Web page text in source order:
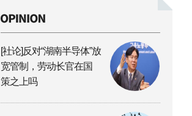
[社论]反对“湖南半导体”放
宽管制，劳动长官在国
策之上吗